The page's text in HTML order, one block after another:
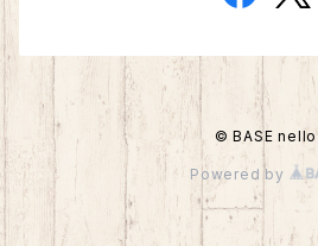
© BASE nello
Powered by